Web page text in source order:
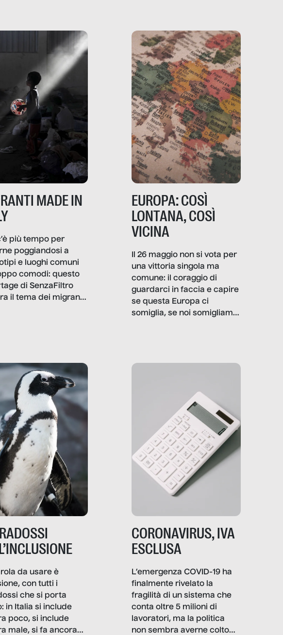
la ristorazione,
le fabbriche,
l’edilizia,
MADE IN
più tempo per
poggiandosi a
e luoghi comuni
comodi: questo
di SenzaFiltro
il tema dei migranti
EUROPA: COSÌ
LONTANA, COSÌ
VICINA
Il 26 maggio non si vota per
una vittoria singola ma
comune: il coraggio di
guardarci in faccia e capire
se questa Europa ci
somiglia, se noi somigliamo
comunica, quanto vale […]
da usare è
con tutti i
che si porta
in Italia si include
poco, si include
male, si fa ancora
CORONAVIRUS, IVA
ESCLUSA
L’emergenza COVID-19 ha
finalmente rivelato la
fragilità di un sistema che
conta oltre 5 milioni di
lavoratori, ma la politica
non sembra averne colto